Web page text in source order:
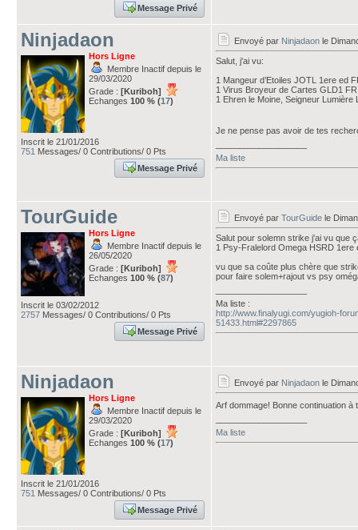
Message Privé
Ninjadaon
Hors Ligne
Membre Inactif depuis le
29/03/2020
Grade : [Kuriboh]
Echanges 100 % (17)
Inscrit le 21/01/2016
751 Messages/ 0 Contributions/ 0 Pts
Message Privé
Envoyé par Ninjadaon le
Salut, j'ai vu:
1 Mangeur d’Etoiles JOTL 1ere ed
1 Virus Broyeur de Cartes GLD1 FR
1 Ehren le Moine, Seigneur Lumière
Je ne pense pas avoir de tes
Ma liste
TourGuide
Hors Ligne
Membre Inactif depuis le
26/05/2020
Grade : [Kuriboh]
Echanges 100 % (87)
Inscrit le 03/02/2012
2757 Messages/ 0 Contributions/ 0 Pts
Message Privé
Envoyé par TourGuide le
Salut pour solemn strike j'ai vu que
1 Psy-Fralelord Omega HSRD 1ere
vu que sa coûte plus chère que
pour faire solem+rajout vs psy
Ma liste :
http://www.finalyugi.com/yugioh-
51433.html#2297865
Ninjadaon
Hors Ligne
Membre Inactif depuis le
29/03/2020
Grade : [Kuriboh]
Echanges 100 % (17)
Inscrit le 21/01/2016
751 Messages/ 0 Contributions/ 0 Pts
Message Privé
Envoyé par Ninjadaon le
Arf dommage! Bonne continuation à
Ma liste